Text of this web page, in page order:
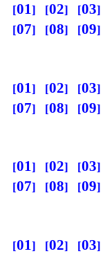
01 02 03
07
08 09
01 02 03
07
08 09
01 02 03
07
08 09
01 02 03